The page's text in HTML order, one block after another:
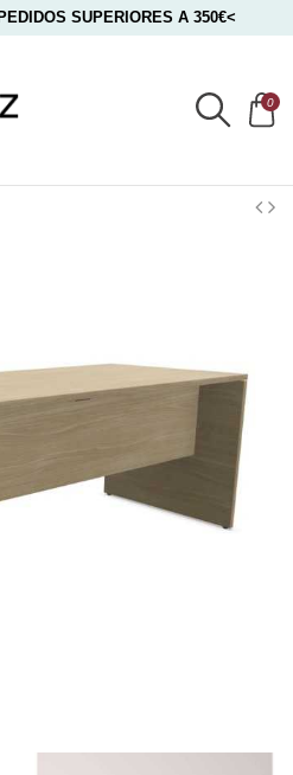
SUPERIORES A 350€<
0